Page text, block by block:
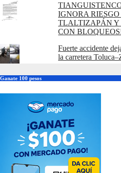
IGNORA
TLALTIZAPÁN Y
CON
Fuerte accidente
la carretera
Ganate 100 pesos